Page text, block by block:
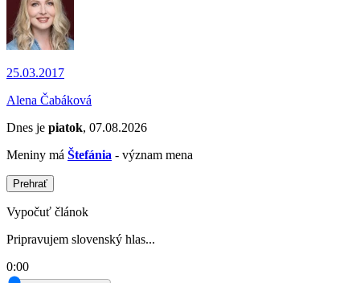
25.03.2017
Alena Čabáková
Dnes je piatok, 07.08.2026
Meniny má Štefánia - význam mena
Prehrať
Vypočuť článok
Pripravujem slovenský hlas...
0:00